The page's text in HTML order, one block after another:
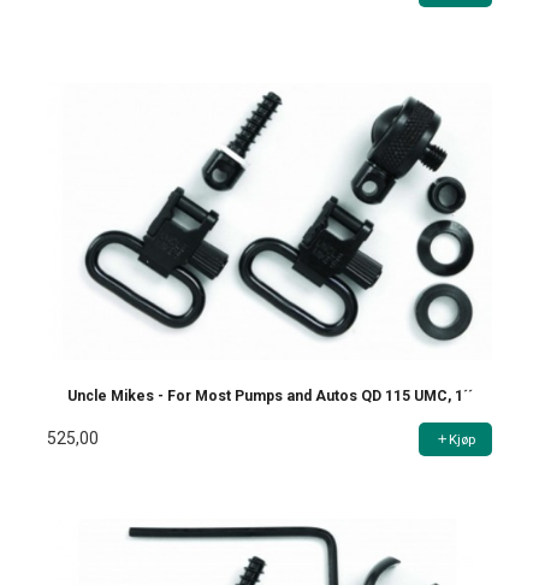
Uncle Mikes - For Most Pumps and Autos QD 115 UMC, 1´´
525,00 Kjøp